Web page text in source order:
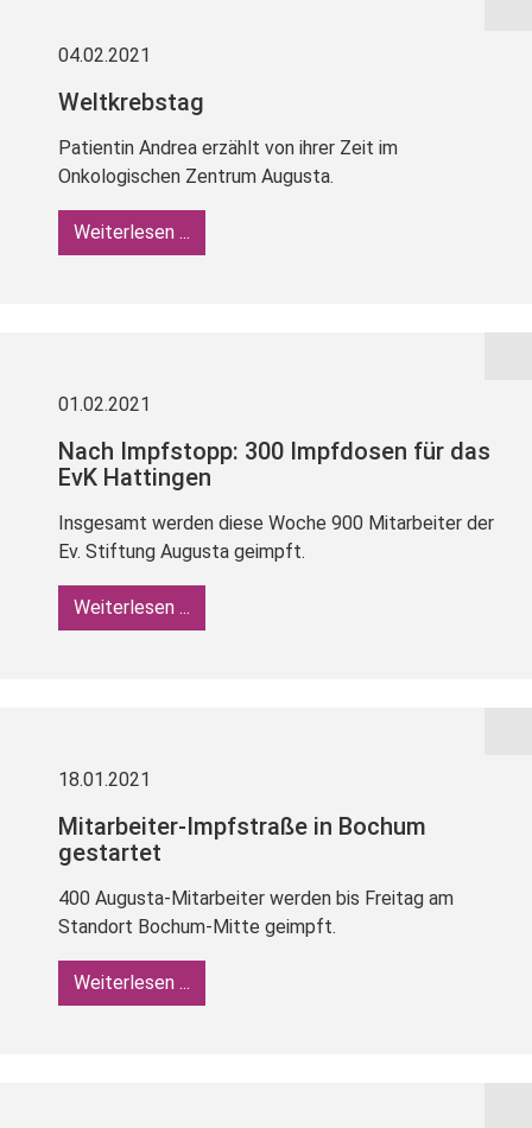
04.02.2021
Weltkrebstag
Patientin Andrea erzählt von ihrer Zeit im
Onkologischen Zentrum Augusta.
Weiterlesen ...
01.02.2021
Nach Impfstopp: 300 Impfdosen für das
EvK Hattingen
Insgesamt werden diese Woche 900 Mitarbeiter der
Ev. Stiftung Augusta geimpft.
Weiterlesen ...
18.01.2021
Mitarbeiter-Impfstraße in Bochum
gestartet
400 Augusta-Mitarbeiter werden bis Freitag am
Standort Bochum-Mitte geimpft.
Weiterlesen ...